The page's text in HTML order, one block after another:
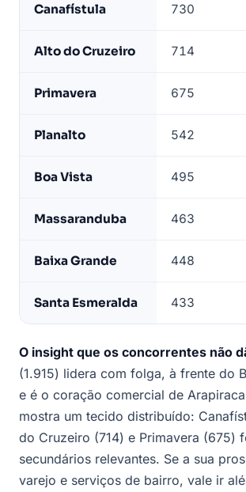
LeadJet
Canafístula 730
Alto do Cruzeiro 714
Primavera 675
Planalto 542
Boa Vista 495
Massaranduba 463
Baixa Grande 448
Santa Esmeralda 433
O insight que os concorrentes não
(1.915) lidera com folga, à frente do
e é o coração comercial de
mostra um tecido distribuído:
do Cruzeiro (714) e Primavera (675)
secundários relevantes. Se a sua
varejo e serviços de bairro, vale ir